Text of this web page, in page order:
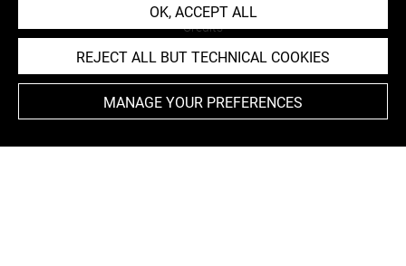
Credits
Accessibility : non compliant
OK, ACCEPT ALL
REJECT ALL BUT TECHNICAL COOKIES
MANAGE YOUR PREFERENCES